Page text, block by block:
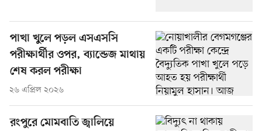
পাখা খুলে পড়ল এসএসসি
পরীক্ষার্থীর ওপর, ব্যান্ডেজ মাথায়
শেষ করল পরীক্ষা
২৬ এপ্রিল ২০২৬
রংপুরে মোমবাতি জ্বালিয়ে